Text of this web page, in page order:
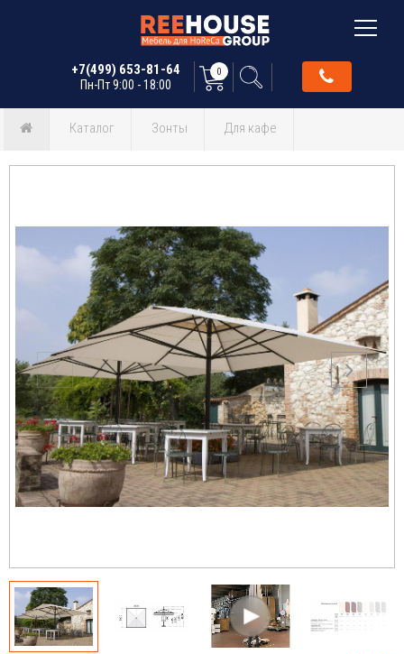
+7(499) 653-81-64
Пн-Пт 9:00 - 18:00
0
Каталог Зонты Для кафе